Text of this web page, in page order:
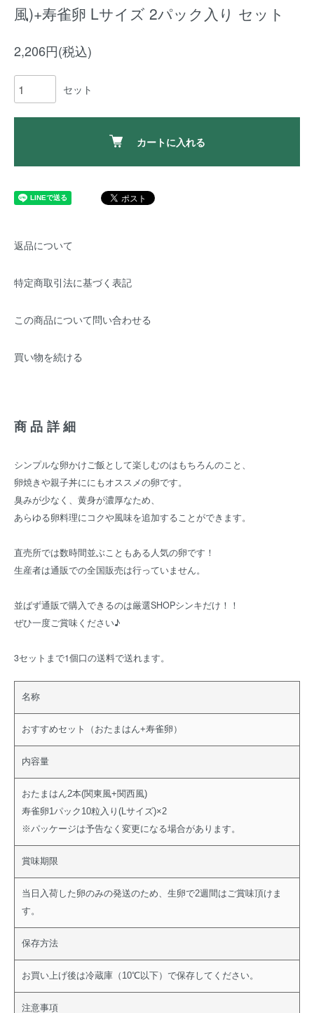
風)+寿雀卵 Lサイズ 2パック入り セット
2,206円(税込)
セット
カートに入れる
返品について
特定商取引法に基づく表記
この商品について問い合わせる
買い物を続ける
商品詳細
シンプルな卵かけご飯として楽しむのはもちろんのこと、
卵焼きや親子丼ににもオススメの卵です。
臭みが少なく、黄身が濃厚なため、
あらゆる卵料理にコクや風味を追加することができます。
直売所では数時間並ぶこともある人気の卵です！
生産者は通販での全国販売は行っていません。
並ばず通販で購入できるのは厳選SHOPシンキだけ！！
ぜひ一度ご賞味ください♪
3セットまで1個口の送料で送れます。
名称
おすすめセット（おたまはん+寿雀卵）
内容量
おたまはん2本(関東風+関西風)
寿雀卵1パック10粒入り(Lサイズ)×2
※パッケージは予告なく変更になる場合があります。
賞味期限
当日入荷した卵のみの発送のため、生卵で2週間はご賞味頂けま
す。
保存方法
お買い上げ後は冷蔵庫（10℃以下）で保存してください。
注意事項